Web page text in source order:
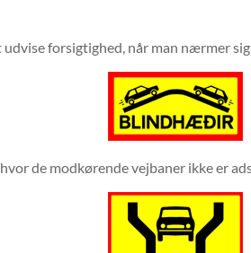
forsigtighed, når man nærmer
de modkørende vejbaner ikke er